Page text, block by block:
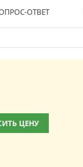
ОТВЕТ
ЦЕНУ